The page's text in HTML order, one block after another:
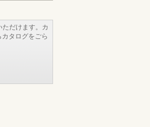
だけます。カ
タログをごら